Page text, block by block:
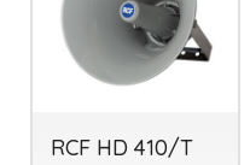
RCF HD 410/T